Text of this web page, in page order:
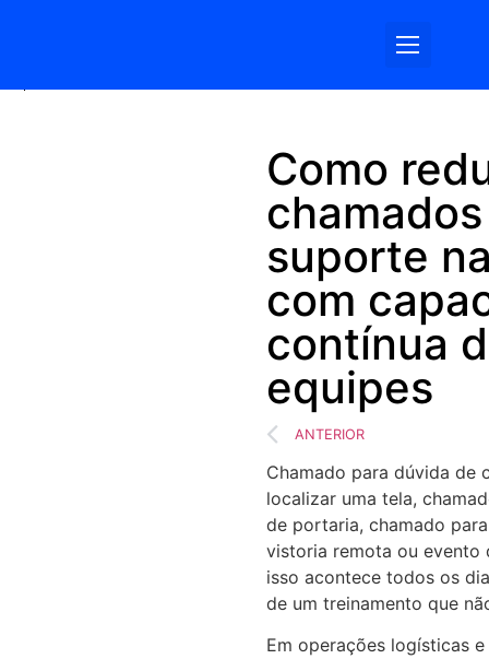
Como
suporte
com
contínua
equipes
ANTERIOR
Chamado para dúvida de
localizar uma tela,
de portaria, chamado
vistoria remota ou evento
isso acontece todos os
de um treinamento que
Em operações logísticas